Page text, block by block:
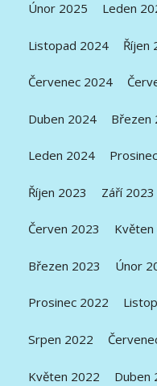
Únor 2025 Leden
Listopad 2024 Říjen
Červenec 2024
Duben 2024 Březen
Leden 2024
Říjen 2023 Září 2023
Červen 2023 Květen
Březen 2023 Únor
Prosinec 2022
Srpen 2022
Květen 2022 Duben